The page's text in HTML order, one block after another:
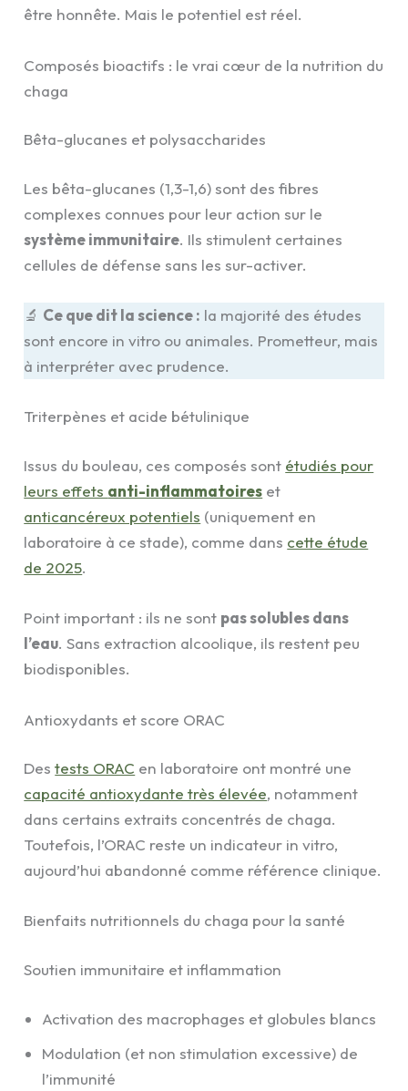
être honnête. Mais le potentiel est réel.
Composés bioactifs : le vrai cœur de la nutrition du
chaga
Bêta-glucanes et polysaccharides
Les bêta-glucanes (1,3-1,6) sont des fibres
complexes connues pour leur action sur le
système immunitaire. Ils stimulent certaines
cellules de défense sans les sur-activer.
🔬 Ce que dit la science : la majorité des études
sont encore in vitro ou animales. Prometteur, mais
à interpréter avec prudence.
Triterpènes et acide bétulinique
Issus du bouleau, ces composés sont étudiés pour
leurs effets anti-inflammatoires et
anticancéreux potentiels (uniquement en
laboratoire à ce stade), comme dans cette étude
de 2025.
Point important : ils ne sont pas solubles dans
l’eau. Sans extraction alcoolique, ils restent peu
biodisponibles.
Antioxydants et score ORAC
Destests ORAC en laboratoire ont montré une
capacité antioxydante très élevée, notamment
dans certains extraits concentrés de chaga.
Toutefois, l’ORAC reste un indicateur in vitro,
aujourd’hui abandonné comme référence clinique.
Bienfaits nutritionnels du chaga pour la santé
Soutien immunitaire et inflammation
Activation des macrophages et globules blancs
Modulation (et non stimulation excessive) de
l’immunité